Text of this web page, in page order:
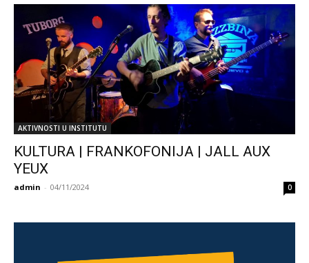
AKTIVNOSTI U INSTITUTU
KULTURA | FRANKOFONIJA | JALL AUX
YEUX
admin - 04/11/2024 0